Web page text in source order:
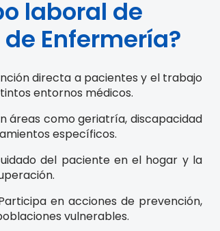
laboral de
Enfermería?
directa a pacientes y el trabajo
entornos médicos.
áreas como geriatría, discapacidad
específicos.
del paciente en el hogar y la
en acciones de prevención,
vulnerables.